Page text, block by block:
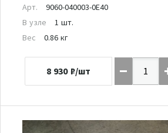
Арт.
9060-040003-0E40
В узле
1 шт.
Вес
0.86 кг
8 930 ₽/шт